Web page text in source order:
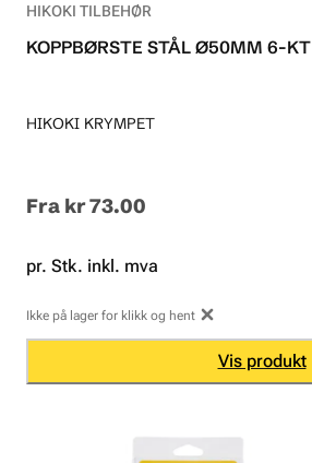
HIKOKI TILBEHØR
KOPPBØRSTE STÅL Ø50MM 6-KT
HIKOKI KRYMPET
Fra kr 73.00
pr. Stk. inkl. mva
Ikke på lager for klikk og hent
Vis produkt